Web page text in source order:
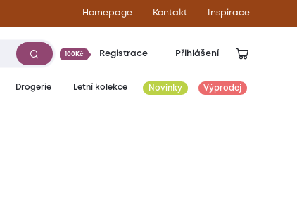
Homepage Kontakt Inspirace
100Kč Registrace Přihlášení
Drogerie Letní kolekce Novinky Výprodej